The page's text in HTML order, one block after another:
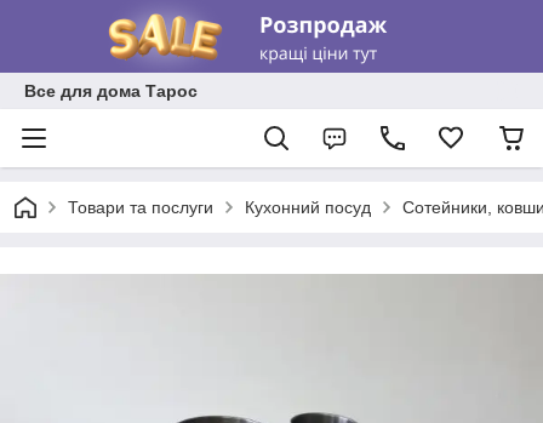
Все для дома Тарос
Товари та послуги Кухонний посуд Сотейники,